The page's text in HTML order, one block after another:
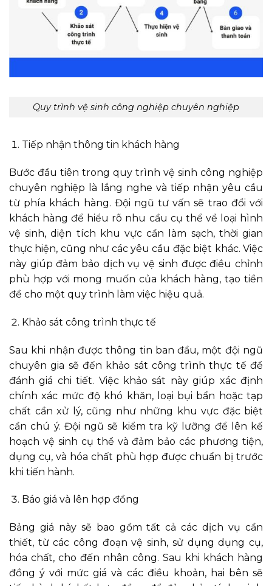
Quy trình vệ sinh công nghiệp chuyên nghiệp
Tiếp nhận thông tin khách hàng
Bước đầu tiên trong quy trình vệ sinh công nghiệp
chuyên nghiệp là lắng nghe và tiếp nhận yêu cầu
từ phía khách hàng. Đội ngũ tư vấn sẽ trao đổi với
khách hàng để hiểu rõ nhu cầu cụ thể về loại hình
vệ sinh, diện tích khu vực cần làm sạch, thời gian
thực hiện, cũng như các yêu cầu đặc biệt khác. Việc
này giúp đảm bảo dịch vụ vệ sinh được điều chỉnh
phù hợp với mong muốn của khách hàng, tạo tiền
đề cho một quy trình làm việc hiệu quả.
Khảo sát công trình thực tế
Sau khi nhận được thông tin ban đầu, một đội ngũ
chuyên gia sẽ đến khảo sát công trình thực tế để
đánh giá chi tiết. Việc khảo sát này giúp xác định
chính xác mức độ khó khăn, loại bụi bẩn hoặc tạp
chất cần xử lý, cũng như những khu vực đặc biệt
cần chú ý. Đội ngũ sẽ kiểm tra kỹ lưỡng để lên kế
hoạch vệ sinh cụ thể và đảm bảo các phương tiện,
dụng cụ, và hóa chất phù hợp được chuẩn bị trước
khi tiến hành.
Báo giá và lên hợp đồng
Bảng giá này sẽ bao gồm tất cả các dịch vụ cần
thiết, từ các công đoạn vệ sinh, sử dụng dụng cụ,
hóa chất, cho đến nhân công. Sau khi khách hàng
đồng ý với mức giá và các điều khoản, hai bên sẽ